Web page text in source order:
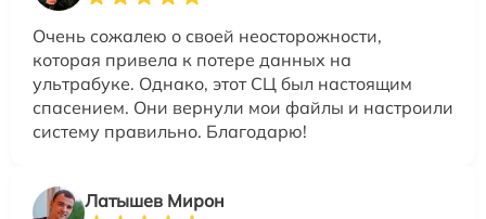
Очень сожалею о своей неосторожности,
которая привела к потере данных на
ультрабуке. Однако, этот СЦ был настоящим
спасением. Они вернули мои файлы и настроили
систему правильно. Благодарю!
Латышев Мирон